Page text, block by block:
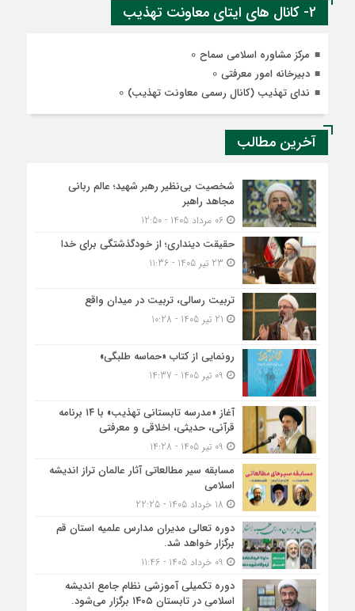
2- کانال های ایتای معاونت تهذیب
مرکز مشاوره اسلامی سماح
دبیرخانه امور معرفتی
ندای تهذیب (کانال رسمی معاونت تهذیب)
آخرین مطالب
شخصیت بی‌نظیر رهبر شهید؛ عالم ربانی
مجاهد راهبر
06 مرداد 1405 - 12:50
حقیقت دینداری؛ از خودگذشتگی برای خدا
تربیت رسالی، تربیت در میدان واقع
رونمایی از کتاب «حماسه طلبگی»
آغاز «مدرسه تابستانی تهذیب» با ۱۴ برنامه
قرآنی، حدیثی، اخلاقی و معرفتی
مسابقه سیر مطالعاتی آثار عالمان تراز اندیشه
اسلامی
دوره تعالی مدیران مدارس علمیه استان قم
برگزار خواهد شد.
دوره تکمیلی آموزشی نظام جامع اندیشه
اسلامی در تابستان ۱۴۰۵ برگزار می‌شود.